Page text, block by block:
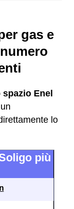
gas e
spazio Enel
lo
più